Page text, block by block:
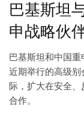
巴基斯坦
申战略伙
巴基斯坦和中国
近期举行的高级别
际，扩大在安全
合作。